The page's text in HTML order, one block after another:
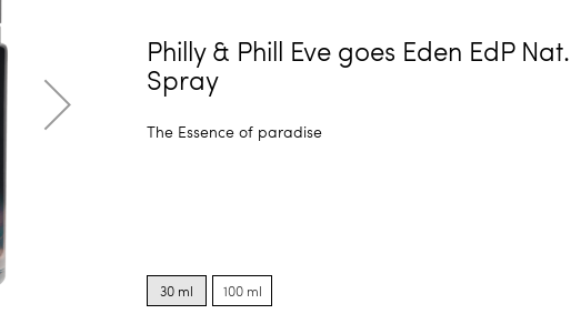
Philly & Phill Eve goes Eden EdP Nat.
Spray
The Essence of paradise
options
for30 ml
options
for
100 ml